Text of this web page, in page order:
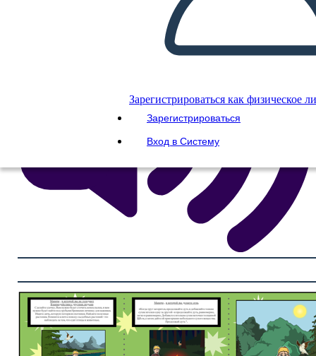
Зарегистрироваться как физическое
Зарегистрироваться
Вход в Систему